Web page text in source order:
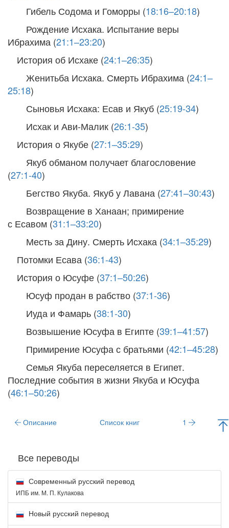
Гибель Содома и Гоморры (18:16–20:18)
Рождение Исхака. Испытание веры
Ибрахима (21:1–23:20)
История об Исхаке (24:1–26:35)
Женитьба Исхака. Смерть Ибрахима (24:1–
25:18)
Сыновья Исхака: Есав и Якуб (25:19-34)
Исхак и Ави-Малик (26:1-35)
История о Якубе (27:1–35:29)
Якуб обманом получает благословение
(27:1-40)
Бегство Якуба. Якуб у Лавана (27:41–30:43)
Возвращение в Ханаан; примирение
с Есавом (31:1–33:20)
Месть за Дину. Смерть Исхака (34:1–35:29)
Потомки Есава (36:1-43)
История о Юсуфе (37:1–50:26)
Юсуф продан в рабство (37:1-36)
Иуда и Фамарь (38:1-30)
Возвышение Юсуфа в Египте (39:1–41:57)
Примирение Юсуфа с братьями (42:1–45:28)
Семья Якуба переселяется в Египет.
Последние события в жизни Якуба и Юсуфа
(46:1–50:26)
Описание Список книг 1
Все переводы
Современный русский перевод
ИПБ им. М. П. Кулакова
Новый русский перевод